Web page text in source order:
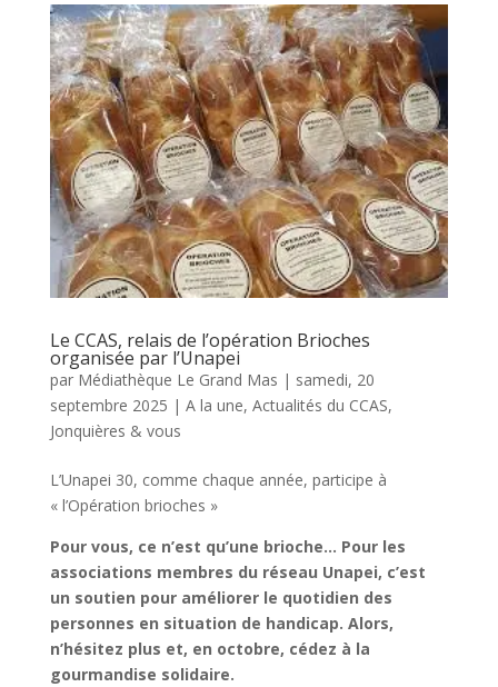
Le CCAS, relais de l’opération Brioches
organisée par l’Unapei
par Médiathèque Le Grand Mas | samedi, 20
septembre 2025 | A la une, Actualités du CCAS,
Jonquières & vous
L’Unapei 30, comme chaque année, participe à
« l’Opération brioches »
Pour vous, ce n’est qu’une brioche… Pour les
associations membres du réseau Unapei, c’est
un soutien pour améliorer le quotidien des
personnes en situation de handicap. Alors,
n’hésitez plus et, en octobre, cédez à la
gourmandise solidaire.